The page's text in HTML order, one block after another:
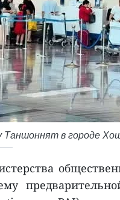
Таншоннят в городе